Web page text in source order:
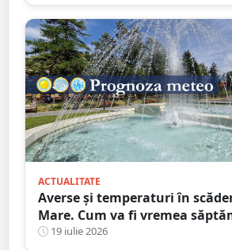
ACTUALITATE
Averse și temperaturi în
Mare. Cum va fi vremea
următoare
19 iulie 2026